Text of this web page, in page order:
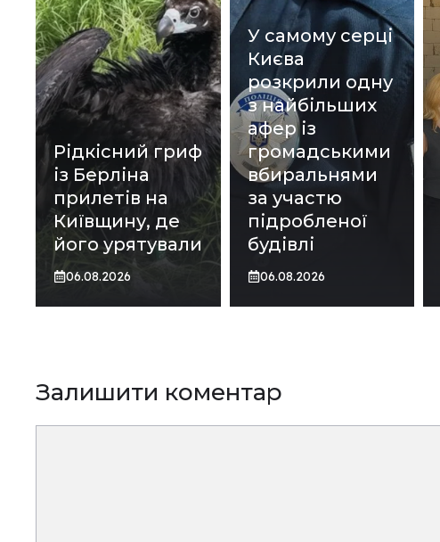
Рідкісний гриф
із Берліна
прилетів на
Київщину, де
його урятували
06.08.2026
У самому серці
Києва
розкрили одну
з найбільших
афер із
громадськими
вбиральнями
за участю
підробленої
будівлі
06.08.2026
Залишити коментар